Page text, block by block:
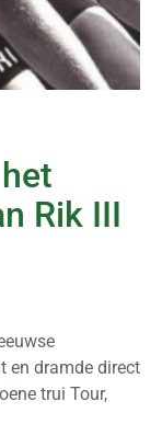
Rik III
en dramde direct
trui Tour,